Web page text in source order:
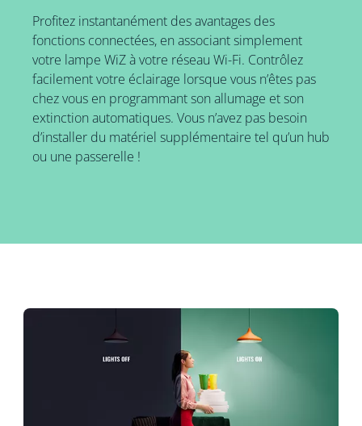
Profitez instantanément des avantages des
fonctions connectées, en associant simplement
votre lampe WiZ à votre réseau Wi-Fi. Contrôlez
facilement votre éclairage lorsque vous n’êtes pas
chez vous en programmant son allumage et son
extinction automatiques. Vous n’avez pas besoin
d’installer du matériel supplémentaire tel qu’un hub
ou une passerelle !